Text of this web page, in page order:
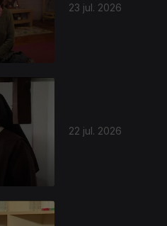
23 jul. 2026
22 jul. 2026